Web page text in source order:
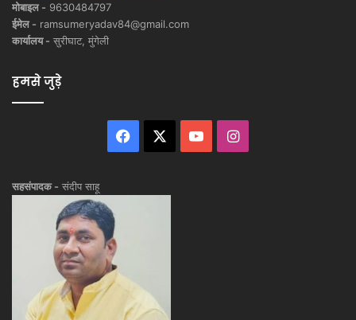
मोबाइल - 9630484797
ईमेल - ramsumeryadav84@gmail.com
कार्यालय - सुरीघाट, मुंगेली
हमसे जुड़े
Facebook YouTubeInstagram
सहसंपादक - संदीप साहू